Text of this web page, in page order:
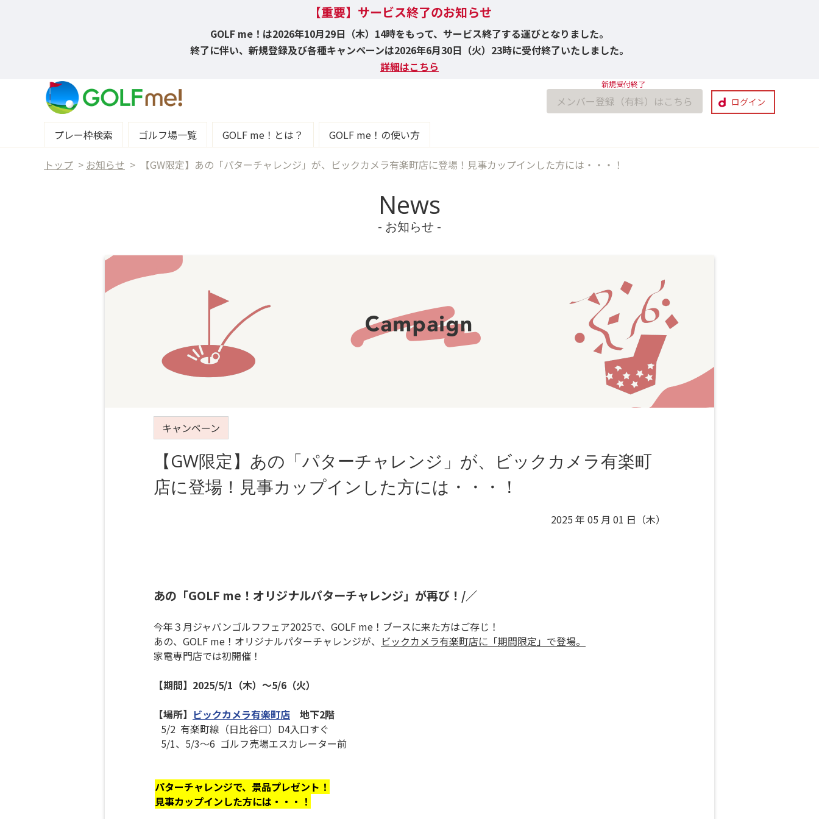
【重要】サービス終了のお知らせ
GOLF me！は2026年10月29日（木）14時をもって、サービス終了する運びとなりました。
終了に伴い、新規登録及び各種キャンペーンは2026年6月30日（火）23時に受付終了いたしました。
詳細はこちら
メンバー登録（有料）はこちら ログイン
プレー枠検索 ゴルフ場一覧 GOLF me！とは？ GOLF me！の使い方
トップ > お知らせ > 【GW限定】あの「パターチャレンジ」が、ビックカメラ有楽町店に登場！見事カップインした方には・・・！
News
- お知らせ -
キャンペーン
【GW限定】あの「パターチャレンジ」が、ビックカメラ有楽町
店に登場！見事カップインした方には・・・！
2025 年 05 月 01 日（木）
あの「GOLF me！オリジナルパターチャレンジ」が再び！/／
今年３月ジャパンゴルフフェア2025で、GOLF me！ブースに来た方はご存じ！
あの、GOLF me！オリジナルパターチャレンジが、 ビックカメラ有楽町店に「期間限定」で登場。
家電専門店では初開催！
【期間】2025/5/1（木）～5/6（火）
【場所】 ビックカメラ有楽町店 地下2階
5/2 有楽町線（日比谷口）D4入口すぐ
5/1、5/3～6 ゴルフ売場エスカレーター前
パターチャレンジで、景品プレゼント！
見事カップインした方には・・・！